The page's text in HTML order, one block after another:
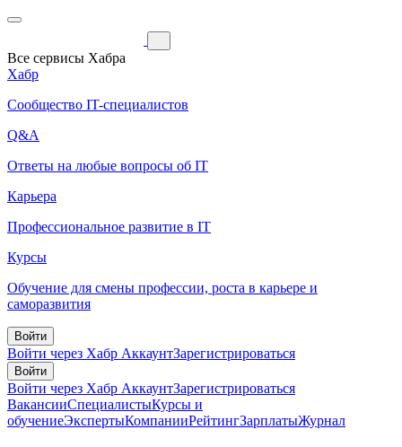
Все сервисы Хабра
Хабр
Сообщество IT-специалистов
Q&A
Ответы на любые вопросы об IT
Карьера
Профессиональное развитие в IT
Курсы
Обучение для смены профессии, роста в карьере и
саморазвития
Войти
Войти через Хабр АккаунтЗарегистрироваться
Войти
Войти через Хабр АккаунтЗарегистрироваться
ВакансииСпециалистыКурсы и
обучениеЭкспертыКомпанииРейтингЗарплатыЖурнал